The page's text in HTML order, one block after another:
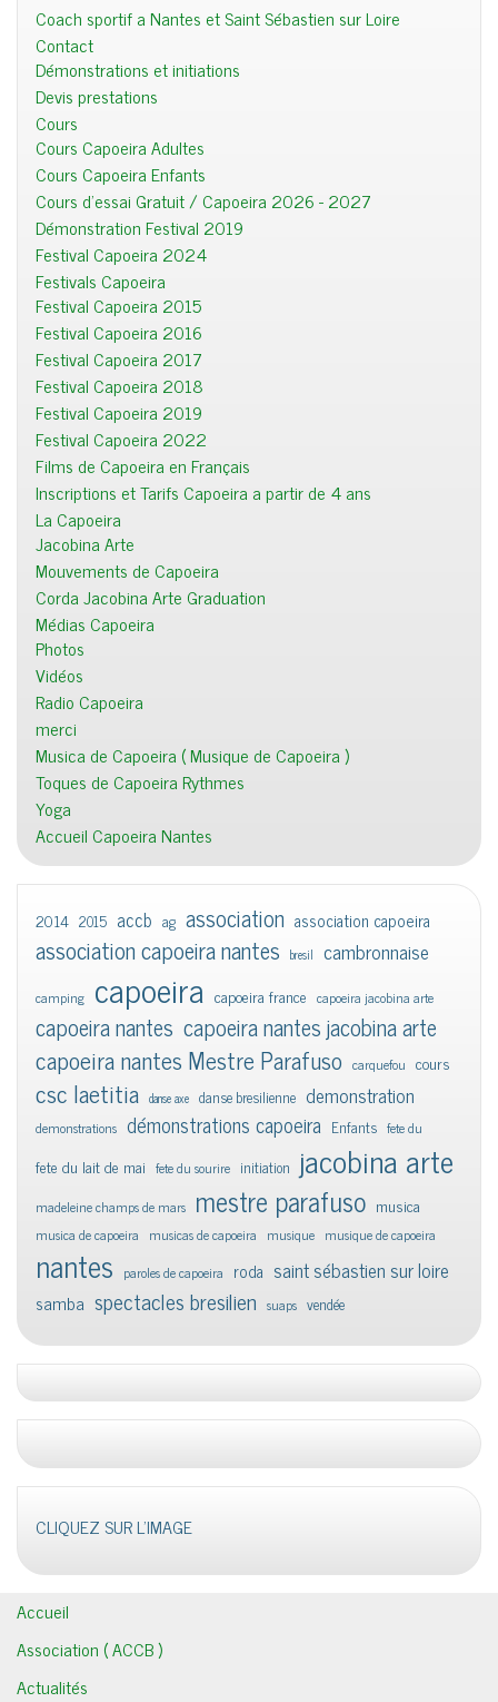
Coach sportif a Nantes et Saint Sébastien sur Loire
Contact
Démonstrations et initiations
Devis prestations
Cours
Cours Capoeira Adultes
Cours Capoeira Enfants
Cours d'essai Gratuit / Capoeira 2026 - 2027
Démonstration Festival 2019
Festival Capoeira 2024
Festivals Capoeira
Festival Capoeira 2015
Festival Capoeira 2016
Festival Capoeira 2017
Festival Capoeira 2018
Festival Capoeira 2019
Festival Capoeira 2022
Films de Capoeira en Français
Inscriptions et Tarifs Capoeira a partir de 4 ans
La Capoeira
Jacobina Arte
Mouvements de Capoeira
Corda Jacobina Arte Graduation
Médias Capoeira
Photos
Vidéos
Radio Capoeira
merci
Musica de Capoeira ( Musique de Capoeira )
Toques de Capoeira Rythmes
Yoga
Accueil Capoeira Nantes
2014 2015 accb ag association association capoeira
association capoeira nantes bresil cambronnaise
camping capoeira capoeira france capoeira jacobina arte
capoeira nantes capoeira nantes jacobina arte
capoeira nantes Mestre Parafuso carquefou cours
csc laetitia danse axe danse bresilienne demonstration
demonstrations démonstrations capoeira Enfants fete du
fete du lait de mai fete du sourire initiation jacobina arte
madeleine champs de mars mestre parafuso musica
musica de capoeira musicas de capoeira musique musique de capoeira
nantes paroles de capoeira roda saint sébastien sur loire
samba spectacles bresilien suaps vendée
CLIQUEZ SUR L'IMAGE
Accueil
Association ( ACCB )
Actualités